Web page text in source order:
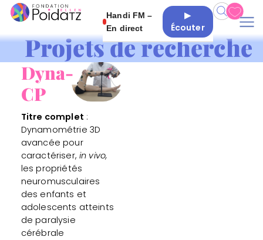
Handi FM –
En direct
▶
Écouter
Projets de recherche
Dyna-
CP
Titre complet :
Dynamométrie 3D
avancée pour
caractériser, in vivo,
les propriétés
neuromusculaires
des enfants et
adolescents atteints
de paralysie
cérébrale